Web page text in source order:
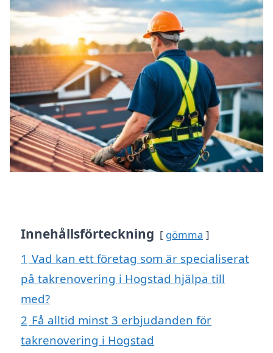
Innehållsförteckning gömma
1 Vad kan ett företag som är specialiserat
på takrenovering i Hogstad hjälpa till
med?
2 Få alltid minst 3 erbjudanden för
takrenovering i Hogstad